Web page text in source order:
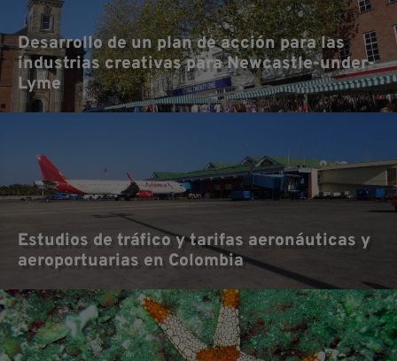
Desarrollo de un plan de acción para las
industrias creativas para Newcastle-under-
Lyme
Estudios de tráfico y tarifas aeronáuticas y
aeroportuarias en Colombia